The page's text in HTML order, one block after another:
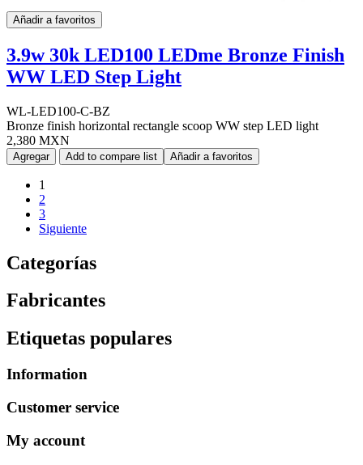
Añadir a favoritos
3.9w 30k LED100 LEDme Bronze Finish
WW LED Step Light
WL-LED100-C-BZ
Bronze finish horizontal rectangle scoop WW step LED light
2,380 MXN
Agregar Add to compare list Añadir a favoritos
1
2
3
Siguiente
Categorías
Fabricantes
Etiquetas populares
Information
Customer service
My account